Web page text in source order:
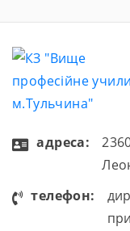
зіткнутися, […]
aдресa:
телефон: